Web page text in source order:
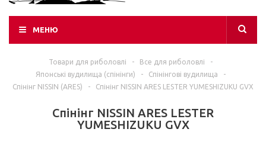
МЕНЮ
Товари для риболовлі - Все для риболовлі
-
Японські вудилища (спінінги)
- Спінінгові вудилища
-
Спінінг NISSIN (ARES)
- Спінінг NISSIN ARES LESTER YUMESHIZUKU GVX
Спінінг NISSIN ARES LESTER
YUMESHIZUKU GVX